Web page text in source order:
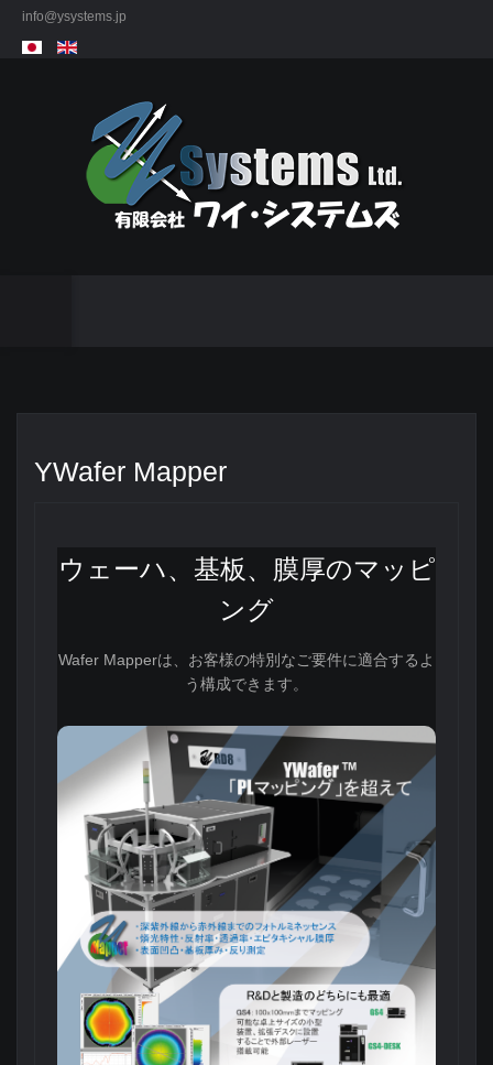
info@ysystems.jp
YWafer Mapper
ウェーハ、基板、膜厚のマッピ
ング
Wafer Mapperは、お客様の特別なご要件に適合するよ
う構成できます。